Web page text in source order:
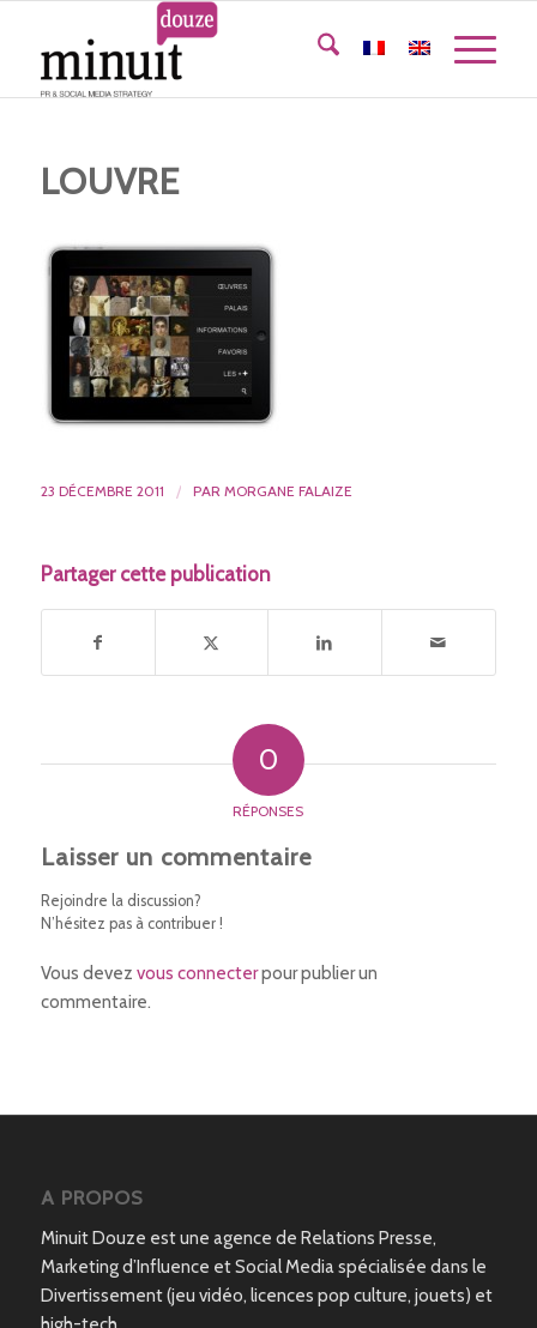
LOUVRE
23 DÉCEMBRE 2011 / PAR MORGANE FALAIZE
Partager cette publication
0
RÉPONSES
Laisser un commentaire
Rejoindre la discussion?
N’hésitez pas à contribuer !
Vous devez vous connecterpour publier un
commentaire.
A PROPOS
Minuit Douze est une agence de Relations Presse,
Marketing d’Influence et Social Media spécialisée dans le
Divertissement (jeu vidéo, licences pop culture, jouets) et